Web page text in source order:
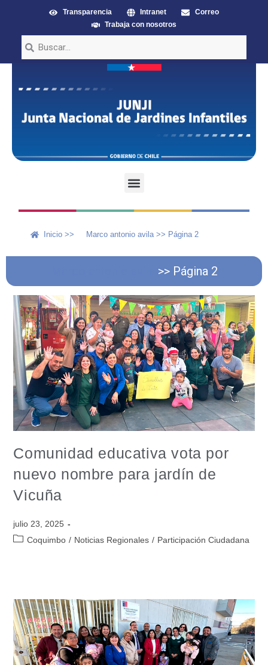
Transparencia Intranet
Correo
Trabaja con nosotros
Inicio >> Marco antonio avila>> Página 2
>> Página 2
Comunidad educativa vota por
nuevo nombre para jardín de
Vicuña
julio 23, 2025
Coquimbo / Noticias Regionales / Participación Ciudadana